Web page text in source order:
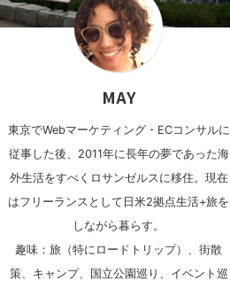
MAY
東京でWebマーケティング・ECコンサルに
従事した後、2011年に長年の夢であった海
外生活をすべくロサンゼルスに移住。現在
はフリーランスとして日米2拠点生活+旅を
しながら暮らす。
趣味：旅（特にロードトリップ）、街散
策、キャンプ、国立公園巡り、イベント巡